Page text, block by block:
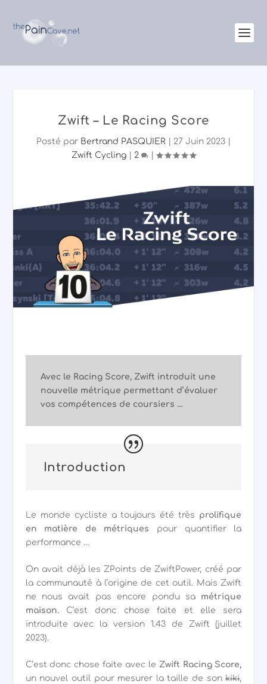
Zwift – Le Racing Score
Posté par Bertrand PASQUIER 27 Juin 2023
Zwift Cycling
2
Avec le Racing Score, Zwift introduit une
nouvelle métrique permettant d’évaluer
vos compétences de coursiers …
Introduction
Le monde cycliste a toujours été très prolifique
en matière de métriques pour quantifier la
performance …
On avait déjà les ZPoints de ZwiftPower, créé par
la communauté à l’origine de cet outil. Mais Zwift
ne nous avait pas encore pondu sa métrique
maison. C’est donc chose faite et elle sera
introduite avec la version 1.43 de Zwift (juillet
2023).
C’est donc chose faite avec le Zwift Racing Score,
un nouvel outil pour mesurer la taille de sonkiki,